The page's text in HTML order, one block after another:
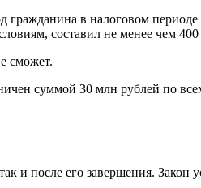
в налоговом периоде
составил не менее чем 400
сможет.
суммой 30 млн рублей по
и после его завершения.